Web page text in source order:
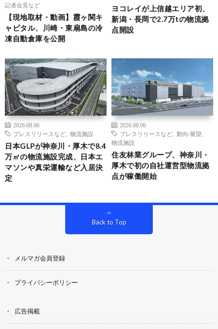
記者会見など
【現地取材・動画】霞ヶ関キ
ャピタル、川崎・東扇島の冷
凍自動倉庫を公開
ヨコレイが上信越エリア初、
新潟・長岡で2.7万tの物流拠
点開設
2026.08.06
プレスリリースなど
物流施設
日本GLPが神奈川・厚木で8.4
万㎡の物流施設完成、日本エ
マソンや真栄運輸など入居決
定
2026.08.06
プレスリリースなど
動向/展望
物流施設
住友林業グループ、神奈川・
厚木で初の自社運営型物流拠
点が稼働開始
Back to Top
メルマガ会員登録
プライバシーポリシー
広告掲載